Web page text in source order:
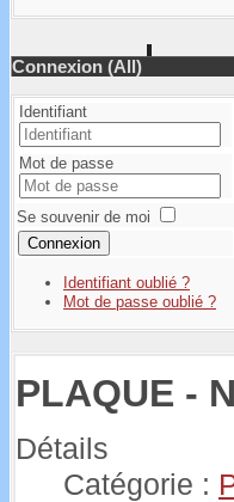
Connexion (All)
Identifiant
Mot de passe
Se souvenir de moi
Connexion
Identifiant oublié ?
Mot de passe oublié ?
PLAQUE -
Détails
Catégorie :